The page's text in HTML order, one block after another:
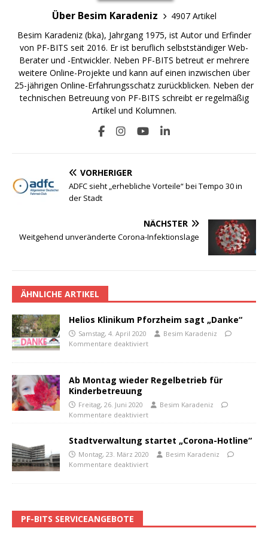
Über Besim Karadeniz
4907 Artikel
Besim Karadeniz (bka), Jahrgang 1975, ist Autor und Erfinder
von PF-BITS seit 2016. Er ist beruflich selbstständiger Web-
Berater und -Entwickler. Neben PF-BITS betreut er mehrere
weitere Online-Projekte und kann auf einen inzwischen über
25-jährigen Online-Erfahrungsschatz zurückblicken. Neben der
technischen Betreuung von PF-BITS schreibt er regelmäßig
Artikel und Kolumnen.
VORHERIGER
ADFC sieht „erhebliche Vorteile“ bei Tempo 30 in
der Stadt
NÄCHSTER
Weitgehend unveränderte Corona-Infektionslage
ÄHNLICHE ARTIKEL
Helios Klinikum Pforzheim sagt „Danke“
Samstag, 4. April 2020
Besim Karadeniz
Kommentare deaktiviert
Ab Montag wieder Regelbetrieb für
Kinderbetreuung
Freitag, 26. Juni 2020
Besim Karadeniz
Kommentare deaktiviert
Stadtverwaltung startet „Corona-Hotline“
Montag, 23. März 2020
Besim Karadeniz
Kommentare deaktiviert
PF-BITS SERVICEANGEBOTE